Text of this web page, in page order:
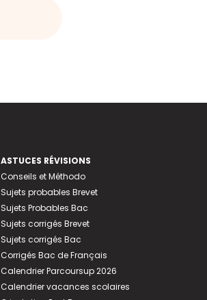
ASTUCES RÉVISIONS
Conseils et Méthodo
Sujets probables Brevet
Sujets Probables Bac
Sujets corrigés Brevet
Sujets corrigés Bac
Corrigés Bac de Français
Calendrier Parcoursup 2026
Calendrier vacances scolaires